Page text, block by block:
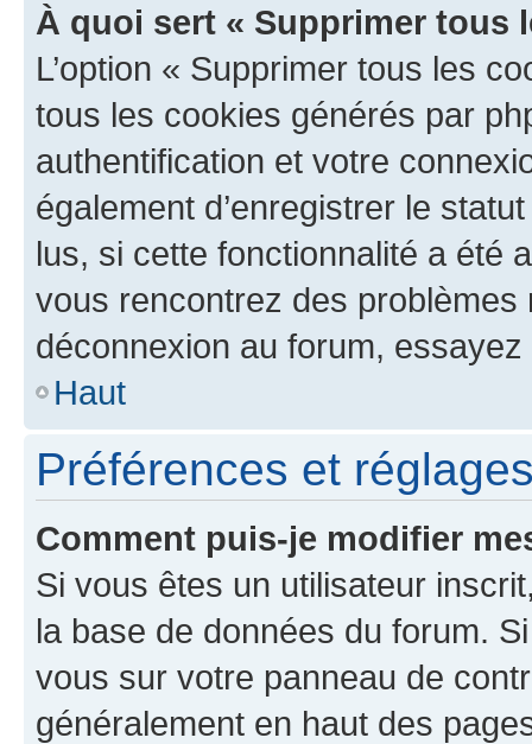
À quoi sert « Supprimer tous
L’option « Supprimer tous les
tous les cookies générés par
authentification et votre
également d’enregistrer le
lus, si cette fonctionnalité a été
vous rencontrez des
déconnexion au forum,
Haut
Préférences et
Comment puis-je modifier
Si vous êtes un utilisateur
la base de données du forum.
vous sur votre panneau de
généralement en haut des